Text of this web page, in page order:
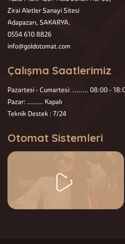
Zirai Aletler Sanayi Sitesi
Adapazarı, SAKARYA.
0554 610 8826
info@goldotomat.com
Çalışma Saatlerimiz
Pazartesi - Cumartesi: ........ 08:00 -
Pazar: ........ Kapalı
Teknik Destek : 7/24
Otomat Sistemleri